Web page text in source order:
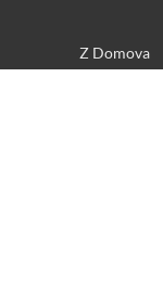
content
Z Domova